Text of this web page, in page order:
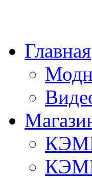
Главная